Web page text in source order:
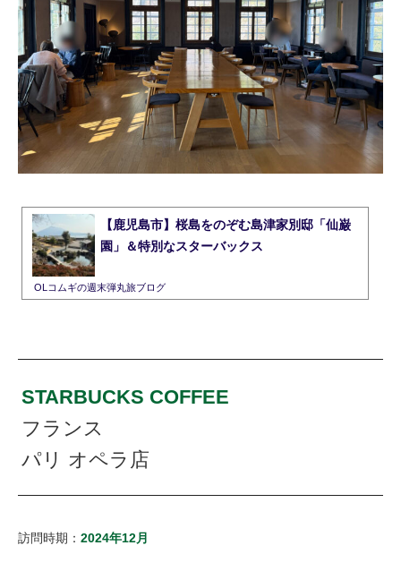
【鹿児島市】桜島をのぞむ島津家別邸「仙巌
園」＆特別なスターバックス
OLコムギの週末弾丸旅ブログ
STARBUCKS COFFEE
フランス
パリ オペラ店
訪問時期： 2024年12月